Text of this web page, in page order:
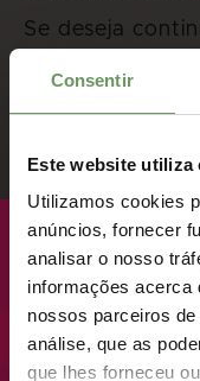
Consentir
Este website utiliza
Utilizamos cookies
anúncios, fornecer
analisar o nosso
informações acerca
nossos parceiros
análise, que as
que lhes forneceu
Se deseja
que lhe
subscrição
2018.
Os nossos
obtidos ao
estabeleceu
diversas
Para além das
NOVO
ONDE